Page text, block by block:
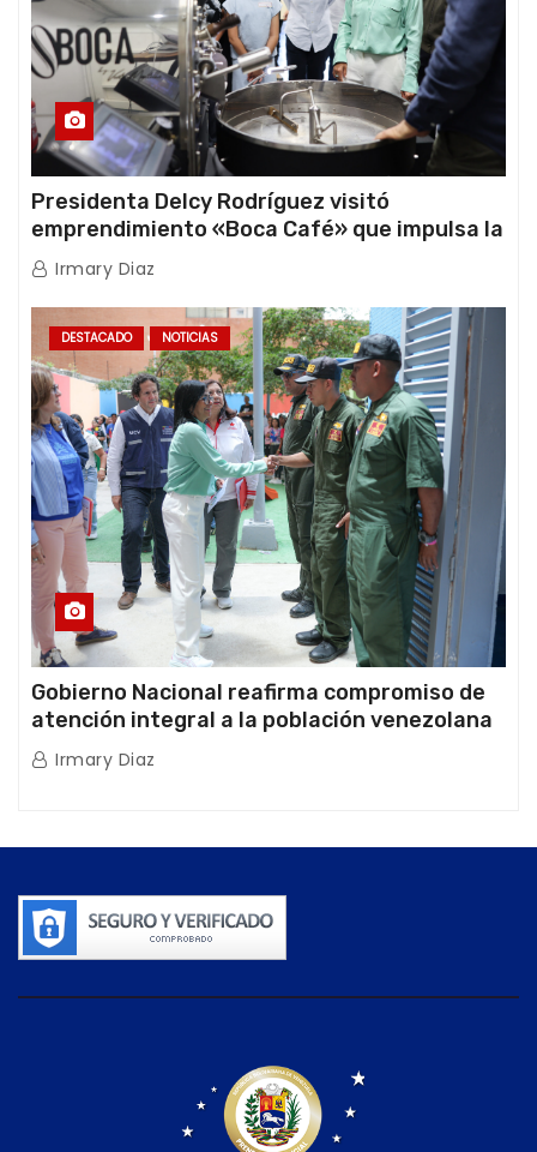
Presidenta Delcy Rodríguez visitó
emprendimiento «Boca Café» que impulsa la
producción nacional hacia mercados
internacionales
Irmary Diaz
DESTACADO NOTICIAS
Gobierno Nacional reafirma compromiso de
atención integral a la población venezolana
tras doblete sísmico
Irmary Diaz